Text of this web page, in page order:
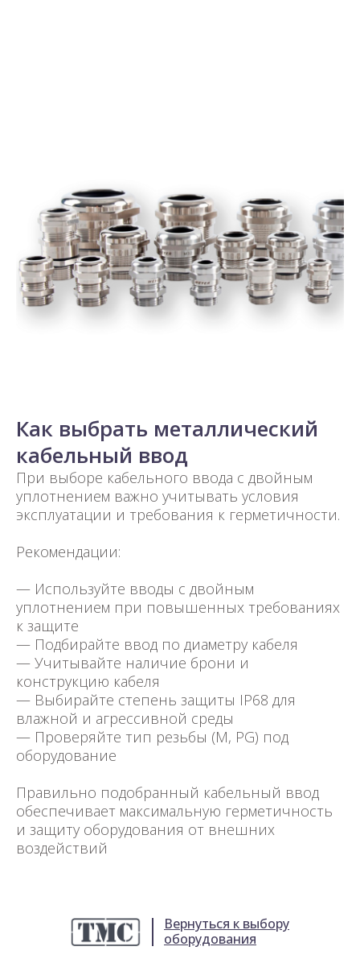
Как выбрать металлический
кабельный ввод
При выборе кабельного ввода с двойным
уплотнением важно учитывать условия
эксплуатации и требования к герметичности.
Рекомендации:
— Используйте вводы с двойным
уплотнением при повышенных требованиях
к защите
— Подбирайте ввод по диаметру кабеля
— Учитывайте наличие брони и
конструкцию кабеля
— Выбирайте степень защиты IP68 для
влажной и агрессивной среды
— Проверяйте тип резьбы (M, PG) под
оборудование
Правильно подобранный кабельный ввод
обеспечивает максимальную герметичность
и защиту оборудования от внешних
воздействий
Вернуться к выбору
оборудования